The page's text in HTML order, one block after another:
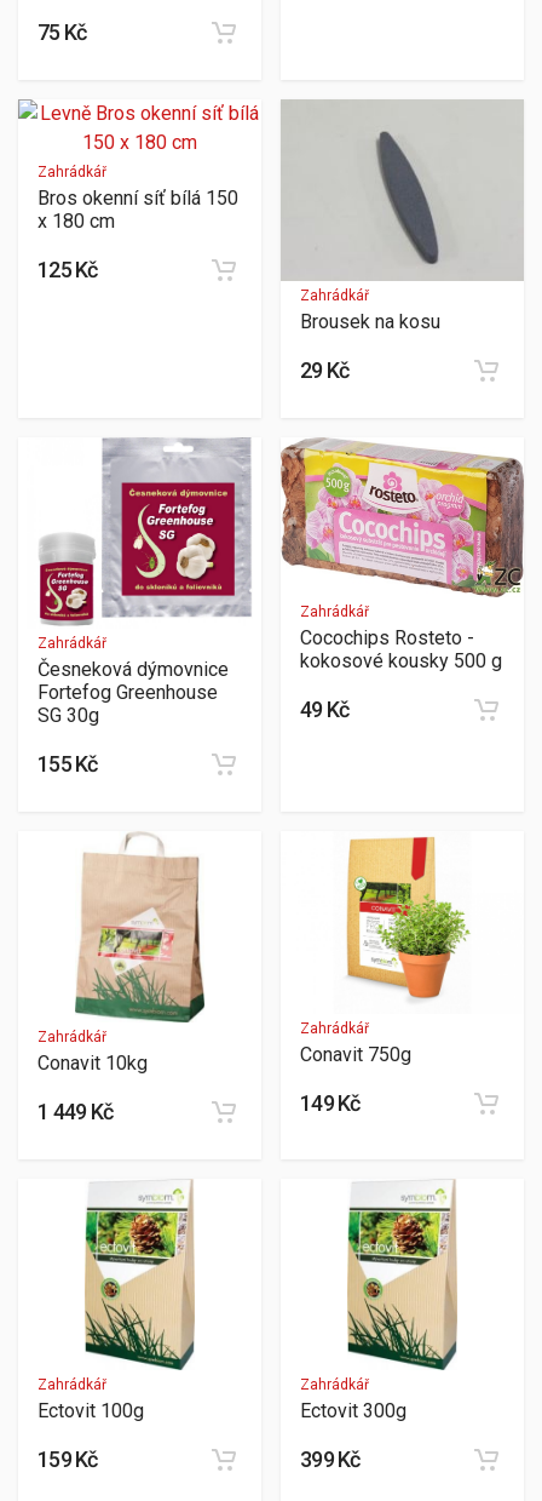
75 Kč
Zahrádkář
Bros okenní síť bílá 150
x 180 cm
125 Kč
Zahrádkář
Brousek na kosu
29 Kč
Zahrádkář
Česneková dýmovnice
Fortefog Greenhouse
SG 30g
155 Kč
Zahrádkář
Cocochips Rosteto -
kokosové kousky 500 g
49 Kč
Zahrádkář
Conavit 10kg
1 449 Kč
Zahrádkář
Conavit 750g
149 Kč
Zahrádkář
Ectovit 100g
159 Kč
Zahrádkář
Ectovit 300g
399 Kč